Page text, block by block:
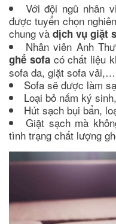
Với đội ngũ nhân
được tuyển chọn
chung và dịch vụ giặt
Nhân viên Anh
ghế sofacó chất liệu
sofa da, giặt sofa vải,…
Sofa sẽ được làm
Loại bỏ nấm ký
Hút sạch bụi bẩn,
Giặt sạch mà
tình trạng chất lượng